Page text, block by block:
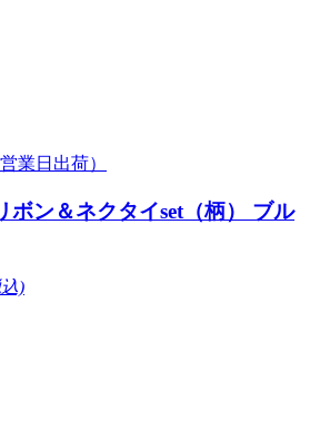
業日出荷）
ボン＆ネクタイset（柄） ブル
)